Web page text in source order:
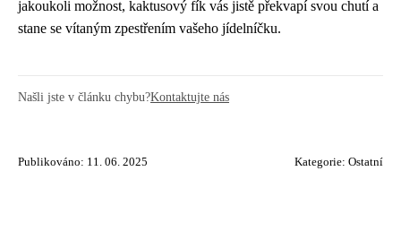
jakoukoli možnost, kaktusový fík vás jistě překvapí svou chutí a
stane se vítaným zpestřením vašeho jídelníčku.
Našli jste v článku chybu?Kontaktujte nás
Publikováno: 11. 06. 2025 Kategorie: Ostatní